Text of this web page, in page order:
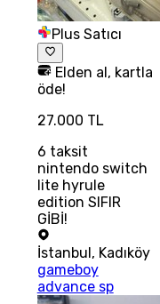
Plus Satıcı
Elden al, kartla
öde!
27.000 TL
6 taksit
nintendo switch
lite hyrule
edition SIFIR
GİBİ!
İstanbul, Kadıköy
gameboy
advance sp